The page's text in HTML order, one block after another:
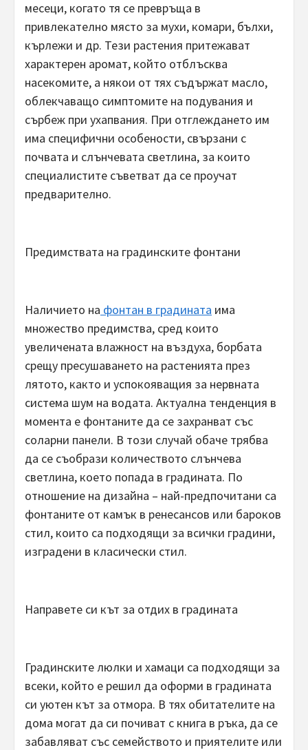
месеци, когато тя се превръща в
привлекателно място за мухи, комари, бълхи,
кърлежи и др. Тези растения притежават
характерен аромат, който отблъсква
насекомите, а някои от тях съдържат масло,
облекчаващо симптомите на подувания и
сърбеж при ухапвания. При отглеждането им
има специфични особености, свързани с
почвата и слънчевата светлина, за които
специалистите съветват да се проучат
предварително.
Предимствата на градинските фонтани
Наличието на фонтан в градината има
множество предимства, сред които
увеличената влажност на въздуха, борбата
срещу пресушаването на растенията през
лятото, както и успокояващия за нервната
система шум на водата. Актуална тенденция в
момента е фонтаните да се захранват със
соларни панели. В този случай обаче трябва
да се съобрази количеството слънчева
светлина, което попада в градината. По
отношение на дизайна – най-предпочитани са
фонтаните от камък в ренесансов или бароков
стил, които са подходящи за всички градини,
изградени в класически стил.
Направете си кът за отдих в градината
Градинските люлки и хамаци са подходящи за
всеки, който е решил да оформи в градината
си уютен кът за отмора. В тях обитателите на
дома могат да си почиват с книга в ръка, да се
забавляват със семейството и приятелите или